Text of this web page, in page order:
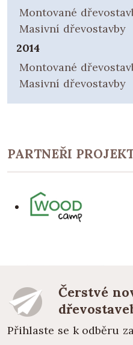
Montované
Masivní dřevostavby
2014
Montované
Masivní dřevostavby
PARTNEŘI
Čerstvé
Přihlaste se k odběru